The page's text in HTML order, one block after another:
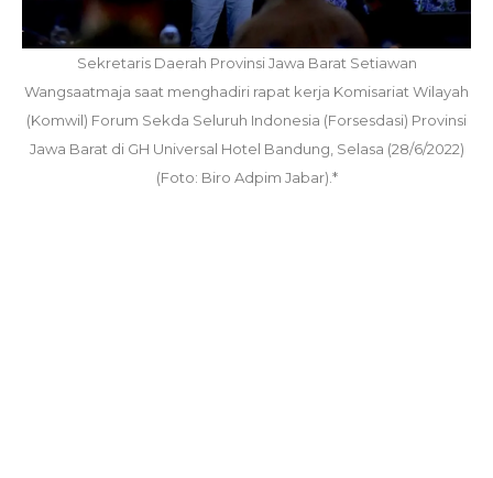
Sekretaris Daerah Provinsi Jawa Barat Setiawan
Wangsaatmaja saat menghadiri rapat kerja Komisariat Wilayah
(Komwil) Forum Sekda Seluruh Indonesia (Forsesdasi) Provinsi
Jawa Barat di GH Universal Hotel Bandung, Selasa (28/6/2022)
(Foto: Biro Adpim Jabar).*